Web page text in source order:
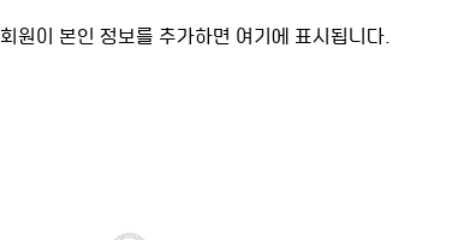
회원이 본인 정보를 추가하면 여기에 표시됩니다.